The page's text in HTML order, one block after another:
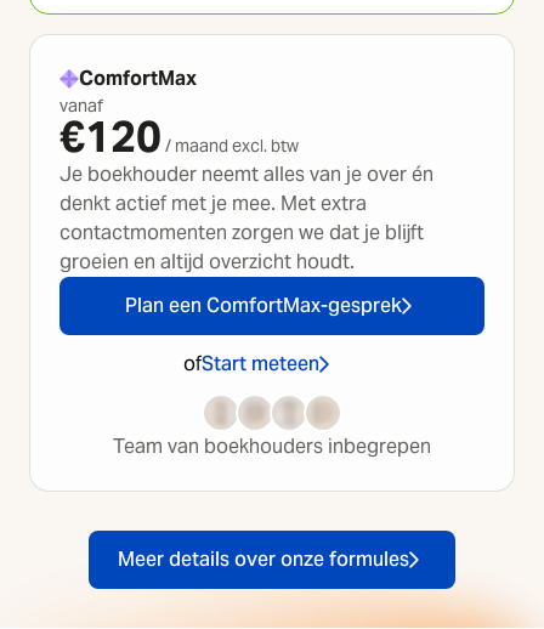
ComfortMax
vanaf
€120 / maand excl. btw
Je boekhouder neemt alles van je over én
denkt actief met je mee. Met extra
contactmomenten zorgen we dat je blijft
groeien en altijd overzicht houdt.
Plan een ComfortMax-gesprek
ofStart meteen
Team van boekhouders inbegrepen
Meer details over onze formules